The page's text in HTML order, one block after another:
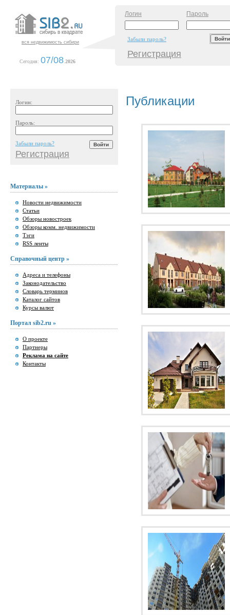
вся недвижимость сибири
Сегодня: 07/08 2026
Логин Пароль
Забыли пароль?
Регистрация
Логин:
Пароль:
Забыли пароль?
Регистрация
Материалы »
Новости недвижимости
Статьи
Обзоры новостроек
Обзоры комм. недвижимости
Тэги
RSS ленты
Справочный центр »
Адреса и телефоны
Законодательство
Словарь терминов
Каталог сайтов
Курсы валют
Портал sib2.ru »
О проекте
Партнеры
Реклама на сайте
Контакты
Публикации